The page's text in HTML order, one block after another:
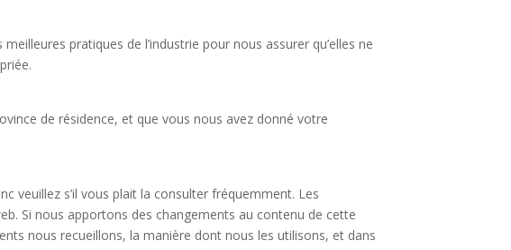
pratiques de l’industrie pour nous assurer qu’elles ne
de résidence, et que vous nous avez donné votre
s’il vous plait la consulter fréquemment. Les
Si nous apportons des changements au contenu de cette
nous recueillons, la manière dont nous les utilisons, et dans